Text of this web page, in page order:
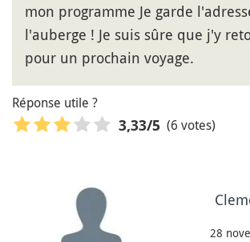
mon programme Je garde
l'auberge ! Je suis sûre que j'y
pour un prochain voyage.
Réponse utile ?
3,33/5 (6 votes)
28